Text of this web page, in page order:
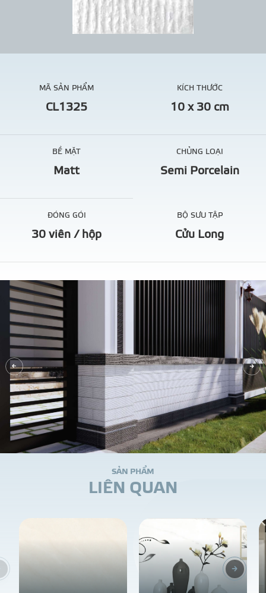
MÃ SẢN PHẨM
CL1325
KÍCH THƯỚC
10 x 30 cm
BỀ MẶT
Matt
CHỦNG LOẠI
Semi Porcelain
ĐÓNG GÓI
30 viên / hộp
BỘ SƯU TẬP
Cửu Long
SẢN PHẨM
LIÊN QUAN